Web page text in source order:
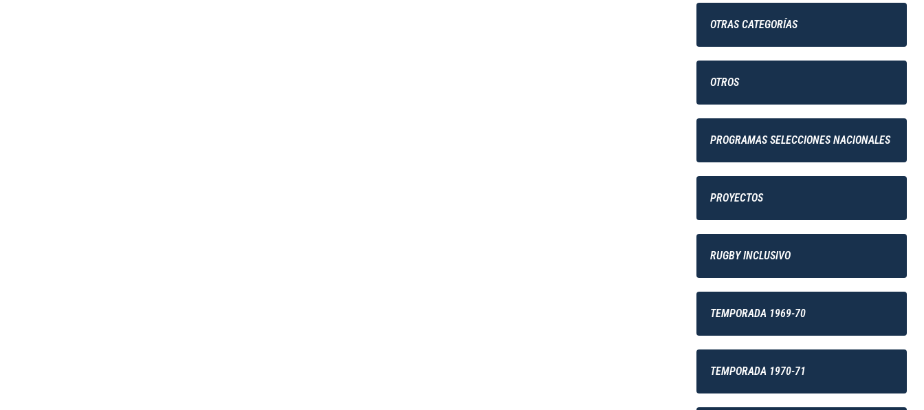
OTRAS CATEGORÍAS
OTROS
PROGRAMAS SELECCIONES NACIONALES
PROYECTOS
RUGBY INCLUSIVO
TEMPORADA 1969-70
TEMPORADA 1970-71